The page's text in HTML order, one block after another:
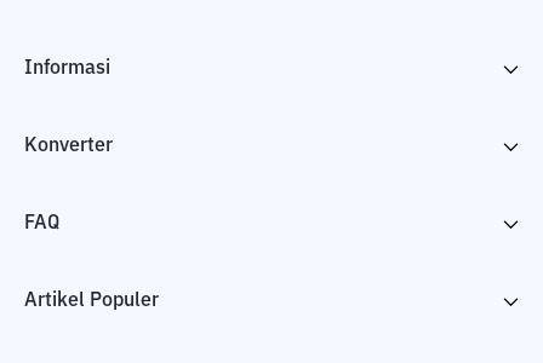
Informasi
Konverter
FAQ
Artikel Populer